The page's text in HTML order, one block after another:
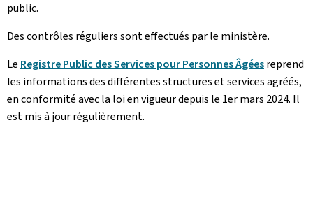
public.
Des contrôles réguliers sont effectués par le ministère.
Le Registre Public des Services pour Personnes Âgéesreprend
les informations des différentes structures et services agréés,
en conformité avec la loi en vigueur depuis le 1er mars 2024. Il
est mis à jour régulièrement.